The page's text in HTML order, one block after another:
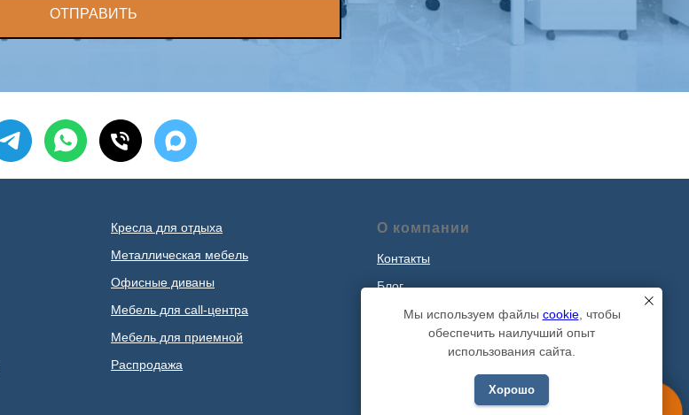
ОТПРАВИТЬ
Мы используем файлы cookie, чтобы
обеспечить наилучший опыт
использования сайта.
Хорошо
Кресла для отдыха
Металлическая мебель
Офисные диваны
Мебель для call-центра
Мебель для приемной
Распродажа
О компании
Контакты
Блог
Наши проекты
Политика обработки персональных